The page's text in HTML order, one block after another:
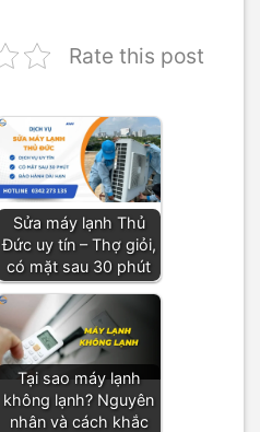
Rate this post
Sửa máy lạnh Thủ
Đức uy tín – Thợ giỏi,
có mặt sau 30 phút
Tại sao máy lạnh
không lạnh? Nguyên
nhân và cách khắc